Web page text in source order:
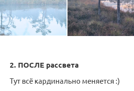
2. ПОСЛЕ рассвета
Тут всё кардинально меняется :)